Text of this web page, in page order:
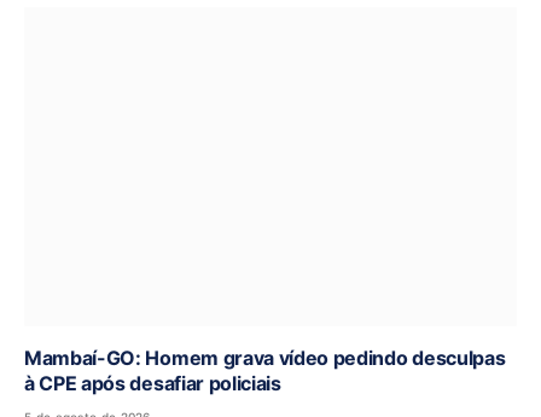
Mambaí-GO: Homem grava vídeo pedindo desculpas
à CPE após desafiar policiais